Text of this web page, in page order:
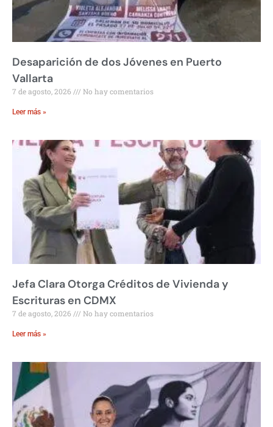
Desaparición de dos Jóvenes en Puerto
Vallarta
7 de agosto, 2026 No hay comentarios
Leer más »
Jefa Clara Otorga Créditos de Vivienda y
Escrituras en CDMX
7 de agosto, 2026 No hay comentarios
Leer más »